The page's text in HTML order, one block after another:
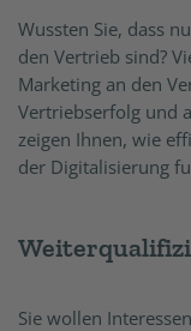
Wussten Sie, dass
den Vertrieb sind?
Marketing an den
Vertriebserfolg und
zeigen Ihnen, wie
der Digitalisierung
Sie wollen